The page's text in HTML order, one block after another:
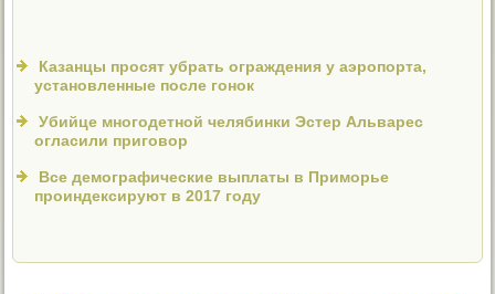
Казанцы просят убрать ограждения у аэропорта,
установленные после гонок
Убийце многодетной челябинки Эстер Альварес
огласили приговор
Все демографические выплаты в Приморье
проиндексируют в 2017 году